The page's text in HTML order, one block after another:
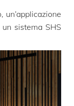
un’applicazione
sistema SHS